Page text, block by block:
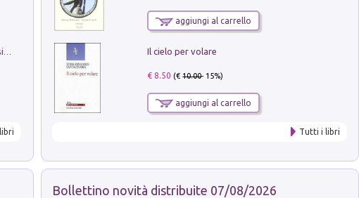
aggiungi al carrello
Il cielo per volare
€ 8.50 (€10.00- 15%)
aggiungi al carrello
Tutti i libri
Bollettino novità distribuite 07/08/2026